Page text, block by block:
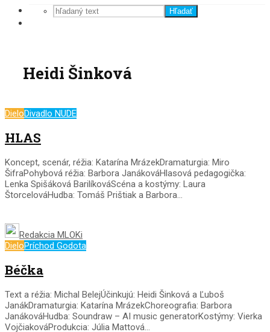
Hľadať
Heidi Šinková
DieloDivadlo NUDE
HLAS
Koncept, scenár, réžia: Katarína MrázekDramaturgia: Miro
ŠifraPohybová réžia: Barbora JanákováHlasová pedagogička:
Lenka Spišáková BarilíkováScéna a kostýmy: Laura
ŠtorcelováHudba: Tomáš Prištiak a Barbora...
Redakcia MLOKi
DieloPríchod Godota
Béčka
Text a réžia: Michal BelejÚčinkujú: Heidi Šinková a Ľuboš
JanákDramaturgia: Katarína MrázekChoreografia: Barbora
JanákováHudba: Soundraw – AI music generatorKostýmy: Vierka
VojčiakováProdukcia: Júlia Mattová...